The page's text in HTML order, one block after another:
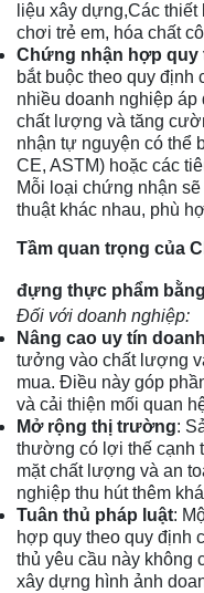
liệu xây dựng,Các
chơi trẻ em, hóa chất
Chứng nhận hợp quy
bắt buộc theo quy
nhiều doanh nghiệp áp
chất lượng và tăng
nhận tự nguyện có thể
CE, ASTM) hoặc các
Mỗi loại chứng nhận
thuật khác nhau, phù
Tầm quan trọng của
đựng thực phẩm
Đối với doanh nghiệp:
Nâng cao uy tín
tưởng vào chất lượng
mua. Điều này góp
và cải thiện mối quan
Mở rộng thị trường:
thường có lợi thế cạnh
mặt chất lượng và an
nghiệp thu hút thêm
Tuân thủ pháp luật:
hợp quy theo quy định
thủ yêu cầu này không
xây dựng hình ảnh